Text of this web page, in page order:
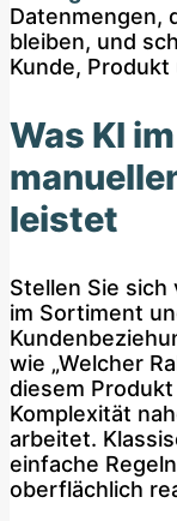
Datenmengen,
bleiben, und
Kunde,
Was KI
leistet
Stellen Sie
im Sortiment
wie „Welcher
diesem
Komplexität
arbeitet.
einfache
oberflächlich